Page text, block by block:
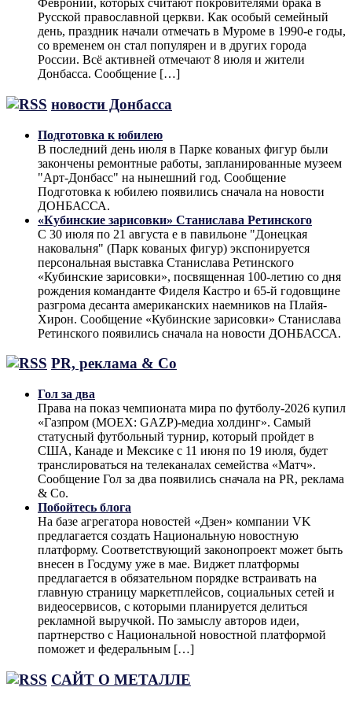
Февронии, которых считают покровителями брака в
Русской православной церкви. Как особый семейный
день, праздник начали отмечать в Муроме в 1990-е годы,
со временем он стал популярен и в других города
России. Всё активней отмечают 8 июля и жители
Донбасса. Сообщение […]
новости Донбасса
Подготовка к юбилею
В последний день июля в Парке кованых фигур были
закончены ремонтные работы, запланированные музеем
"Арт-Донбасс" на нынешний год. Сообщение
Подготовка к юбилею появились сначала на новости
ДОНБАССА.
«Кубинские зарисовки» Станислава Ретинского
С 30 июля по 21 августа е в павильоне "Донецкая
наковальня" (Парк кованых фигур) экспонируется
персональная выставка Станислава Ретинского
«Кубинские зарисовки», посвященная 100-летию со дня
рождения команданте Фиделя Кастро и 65-й годовщине
разгрома десанта американских наемников на Плайя-
Хирон. Сообщение «Кубинские зарисовки» Станислава
Ретинского появились сначала на новости ДОНБАССА.
PR, реклама & Co
Гол за два
Права на показ чемпионата мира по футболу-2026 купил
«Газпром (MOEX: GAZP)-медиа холдинг». Самый
статусный футбольный турнир, который пройдет в
США, Канаде и Мексике с 11 июня по 19 июля, будет
транслироваться на телеканалах семейства «Матч».
Сообщение Гол за два появились сначала на PR, реклама
& Co.
Побойтесь блога
На базе агрегатора новостей «Дзен» компании VK
предлагается создать Национальную новостную
платформу. Соответствующий законопроект может быть
внесен в Госдуму уже в мае. Виджет платформы
предлагается в обязательном порядке встраивать на
главную страницу маркетплейсов, социальных сетей и
видеосервисов, с которыми планируется делиться
рекламной выручкой. По замыслу авторов идеи,
партнерство с Национальной новостной платформой
поможет и федеральным […]
САЙТ О МЕТАЛЛЕ